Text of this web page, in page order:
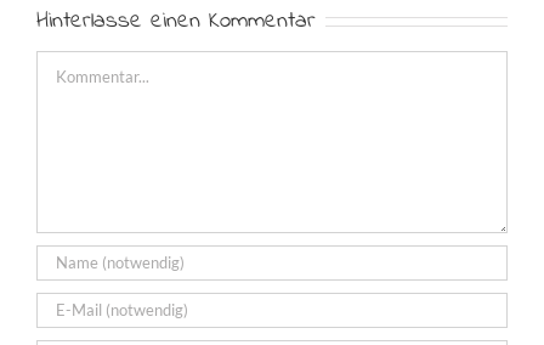
Hinterlasse einen Kommentar
Kommentar